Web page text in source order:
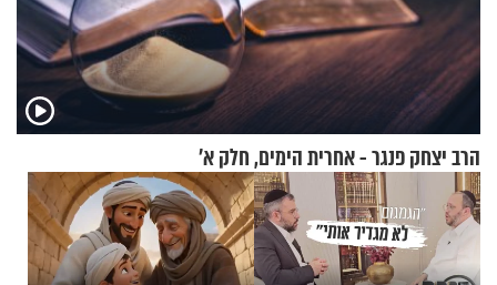
הרב יצחק פנגר - אחרית הימים, חלק א’